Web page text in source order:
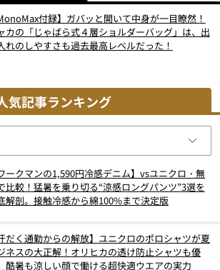
付録】ガバッと開いて中身が一目瞭然！
カの「じゃばら式４層ショルダーバッグ」は、出
れのしやすさも過去最高レベルだった！
気記事ランキング
ークマンの1,590円冷感デニム】vsユニクロ・無
比較！猛暑を乗り切る“涼感ロングパンツ”3選を
解剖。接触冷感から綿100%まで決定版
だく通勤からの解放】ユニクロのポロシャツが夏
ネスの大正解！オリヒカの透け防止シャツも優
酷暑も涼しい顔で働ける超快適ウエアの実力